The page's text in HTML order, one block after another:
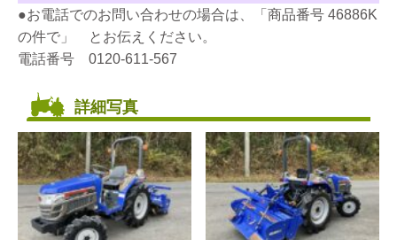
●お電話でのお問い合わせの場合は、「商品番号 46886K
の件で」 とお伝えください。
電話番号 0120-611-567
詳細写真